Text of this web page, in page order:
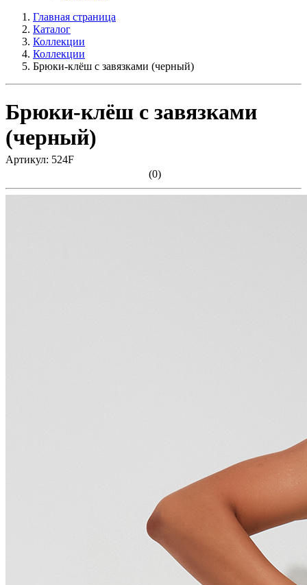
Главная страница
Каталог
Коллекции
Коллекции
Брюки-клёш с завязками (черный)
Брюки-клёш с завязками
(черный)
Артикул: 524F
(0)